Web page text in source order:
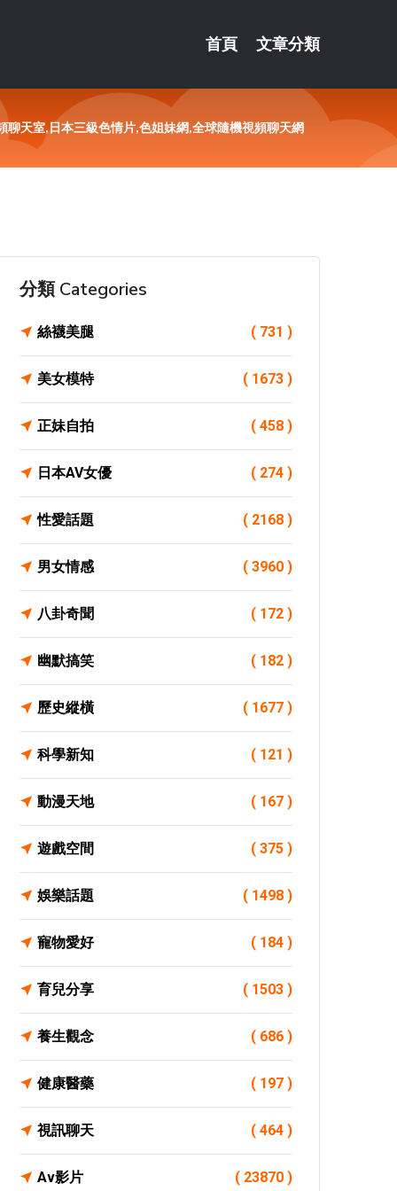
首頁 文章分類
天室,日本三級色情片,色姐妹網,全球隨機視頻聊天網
分類 Categories
絲襪美腿 ( 731 )
美女模特 ( 1673 )
正妹自拍 ( 458 )
日本AV女優 ( 274 )
性愛話題 ( 2168 )
男女情感 ( 3960 )
八卦奇聞 ( 172 )
幽默搞笑 ( 182 )
歷史縱橫 ( 1677 )
科學新知 ( 121 )
動漫天地 ( 167 )
遊戲空間 ( 375 )
娛樂話題 ( 1498 )
寵物愛好 ( 184 )
育兒分享 ( 1503 )
養生觀念 ( 686 )
健康醫藥 ( 197 )
視訊聊天 ( 464 )
Av影片 ( 23870 )